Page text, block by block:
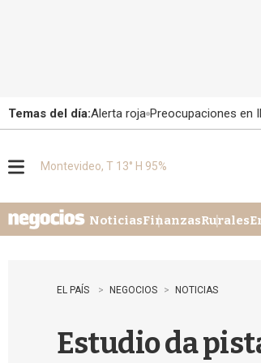
Temas del día:Alerta roja Preocupaciones en
u
Montevideo, T 13° H 95%
NoticiasFinanzasRurales
EL PAÍS NEGOCIOS NOTICIAS
Estudio da